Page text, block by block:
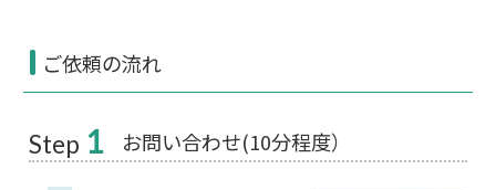
ご依頼の流れ
Step 1 お問い合わせ(10分程度）